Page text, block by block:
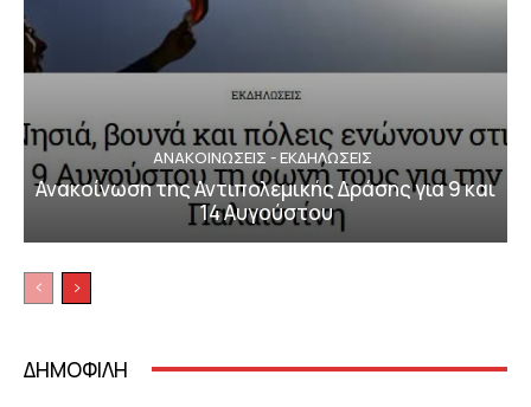
ΑΝΑΚΟΙΝΩΣΕΙΣ - ΕΚΔΗΛΩΣΕΙΣ
Ανακοίνωση της Αντιπολεμικής Δράσης για 9 και
14 Αυγούστου
ΔΗΜΟΦΙΛΗ